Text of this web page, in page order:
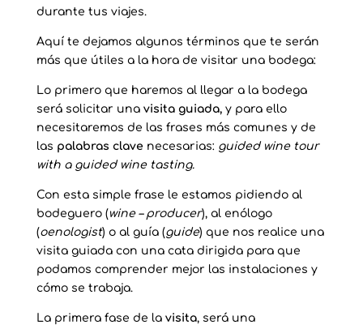
durante tus viajes.
Aquí te dejamos algunos términos que te serán
más que útiles a la hora de visitar una bodega:
Lo primero que haremos al llegar a la bodega
será solicitar unavisita guiada,y para ello
necesitaremos de las frases más comunes y de
las palabras clave necesarias: guided wine tour
with a guided wine tasting.
Con esta simple frase le estamos pidiendo al
bodeguero (wine – producer), al enólogo
(oenologist) o al guía (guide) que nos realice una
visita guiada con una cata dirigida para que
podamos comprender mejor las instalaciones y
cómo se trabaja.
La primera fase de la visita, será una